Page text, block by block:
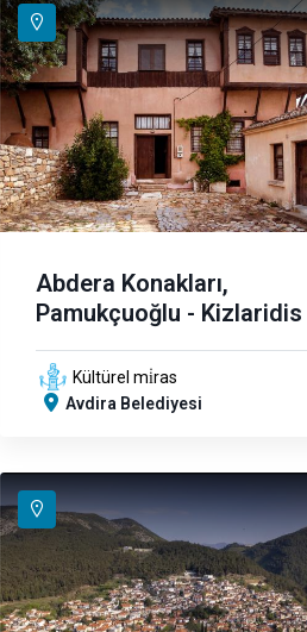
Abdera Konakları,
Pamukçuoğlu - Kizlaridis
Kültürel mi̇ras
Avdira Belediyesi